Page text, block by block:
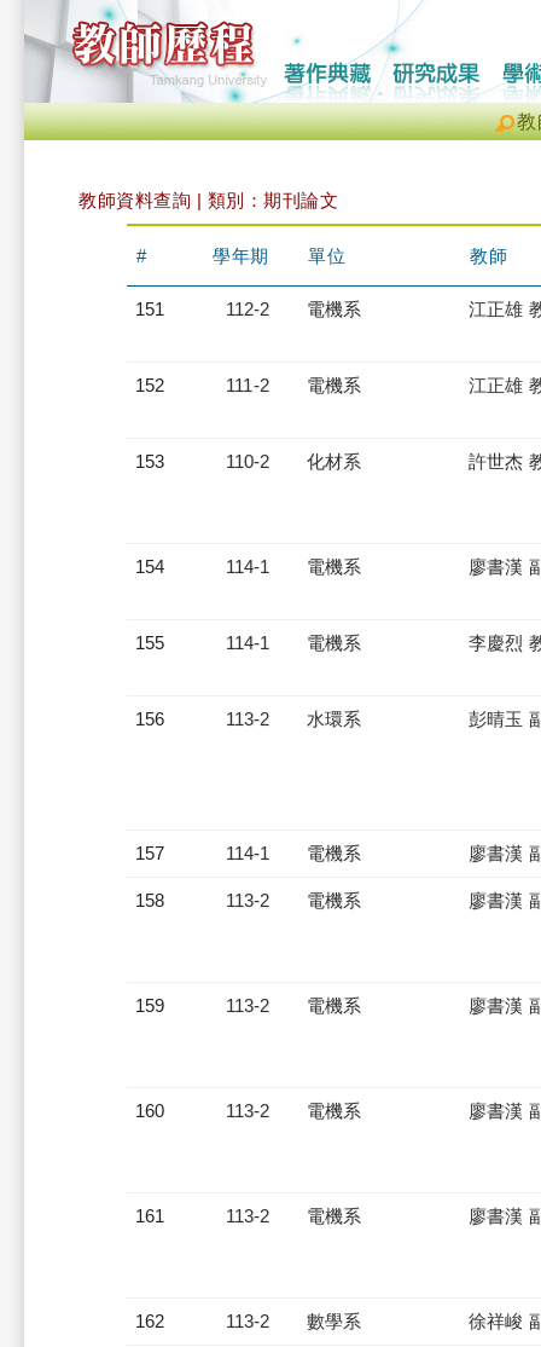
教
教師資料查詢 | 類別：期刊論文
# 學年期 單位 教師
151 112-2 電機系 江正雄
152 111-2 電機系 江正雄
153 110-2 化材系 許世杰
154 114-1 電機系 廖書漢
155 114-1 電機系 李慶烈
156 113-2 水環系 彭晴玉
157 114-1 電機系 廖書漢
158 113-2 電機系 廖書漢
159 113-2 電機系 廖書漢
160 113-2 電機系 廖書漢
161 113-2 電機系 廖書漢
162 113-2 數學系 徐祥峻